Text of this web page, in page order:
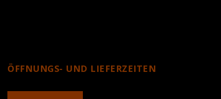
ÖFFNUNGS- UND LIEFERZEITEN